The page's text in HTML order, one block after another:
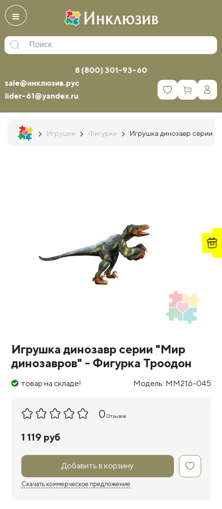
8 (800) 301-93-60
sale@инклюзив.рус
lider-61@yandex.ru
0
Игрушки Фигурки Игрушка динозавр серии
Игрушка динозавр серии "Мир
динозавров" - Фигурка Троодон
товар на складе! Модель: MM216-045
0 Отзывов
1 119 руб
Добавить в корзину
Скачать коммерческое предложение